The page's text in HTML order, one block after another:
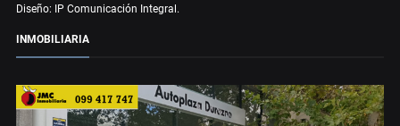
Diseño: IP Comunicación Integral.
INMOBILIARIA